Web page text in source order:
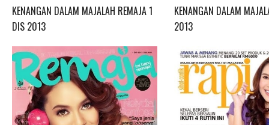
KENANGAN DALAM MAJALAH REMAJA 1
DIS 2013
KENANGAN DALAM
2013